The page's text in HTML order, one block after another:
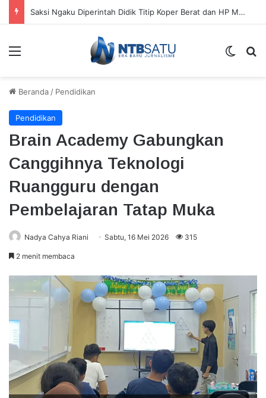
Saksi Ngaku Diperintah Didik Titip Koper Berat dan HP Mati ke Pegawai Bank
Menu
Beranda / Pendidikan
Pendidikan
Brain Academy Gabungkan
Canggihnya Teknologi
Ruangguru dengan
Pembelajaran Tatap Muka
Nadya Cahya Riani Sabtu, 16 Mei 2026 315
2 menit membaca